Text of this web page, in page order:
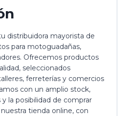
distribuidora mayorista de
para motoguadañas,
Ofrecemos productos
seleccionados
ferreterías y comercios
con un amplio stock,
la posibilidad de comprar
tienda online, con